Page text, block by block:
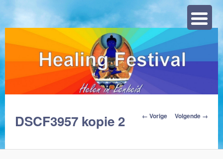
← Vorige Volgende →
DSCF3957 kopie 2